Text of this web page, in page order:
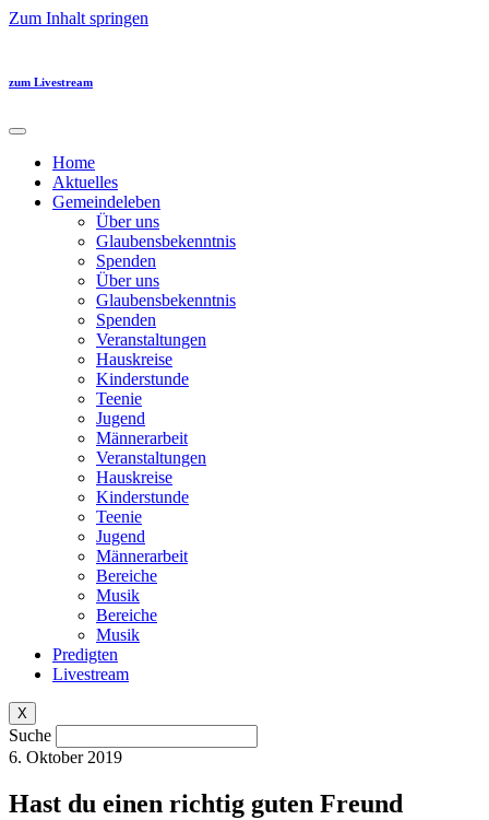
Zum Inhalt springen
zum Livestream
Home
Aktuelles
Gemeindeleben
Über uns
Glaubensbekenntnis
Spenden
Über uns
Glaubensbekenntnis
Spenden
Veranstaltungen
Hauskreise
Kinderstunde
Teenie
Jugend
Männerarbeit
Veranstaltungen
Hauskreise
Kinderstunde
Teenie
Jugend
Männerarbeit
Bereiche
Musik
Bereiche
Musik
Predigten
Livestream
X
Suche
6. Oktober 2019
Hast du einen richtig guten Freund